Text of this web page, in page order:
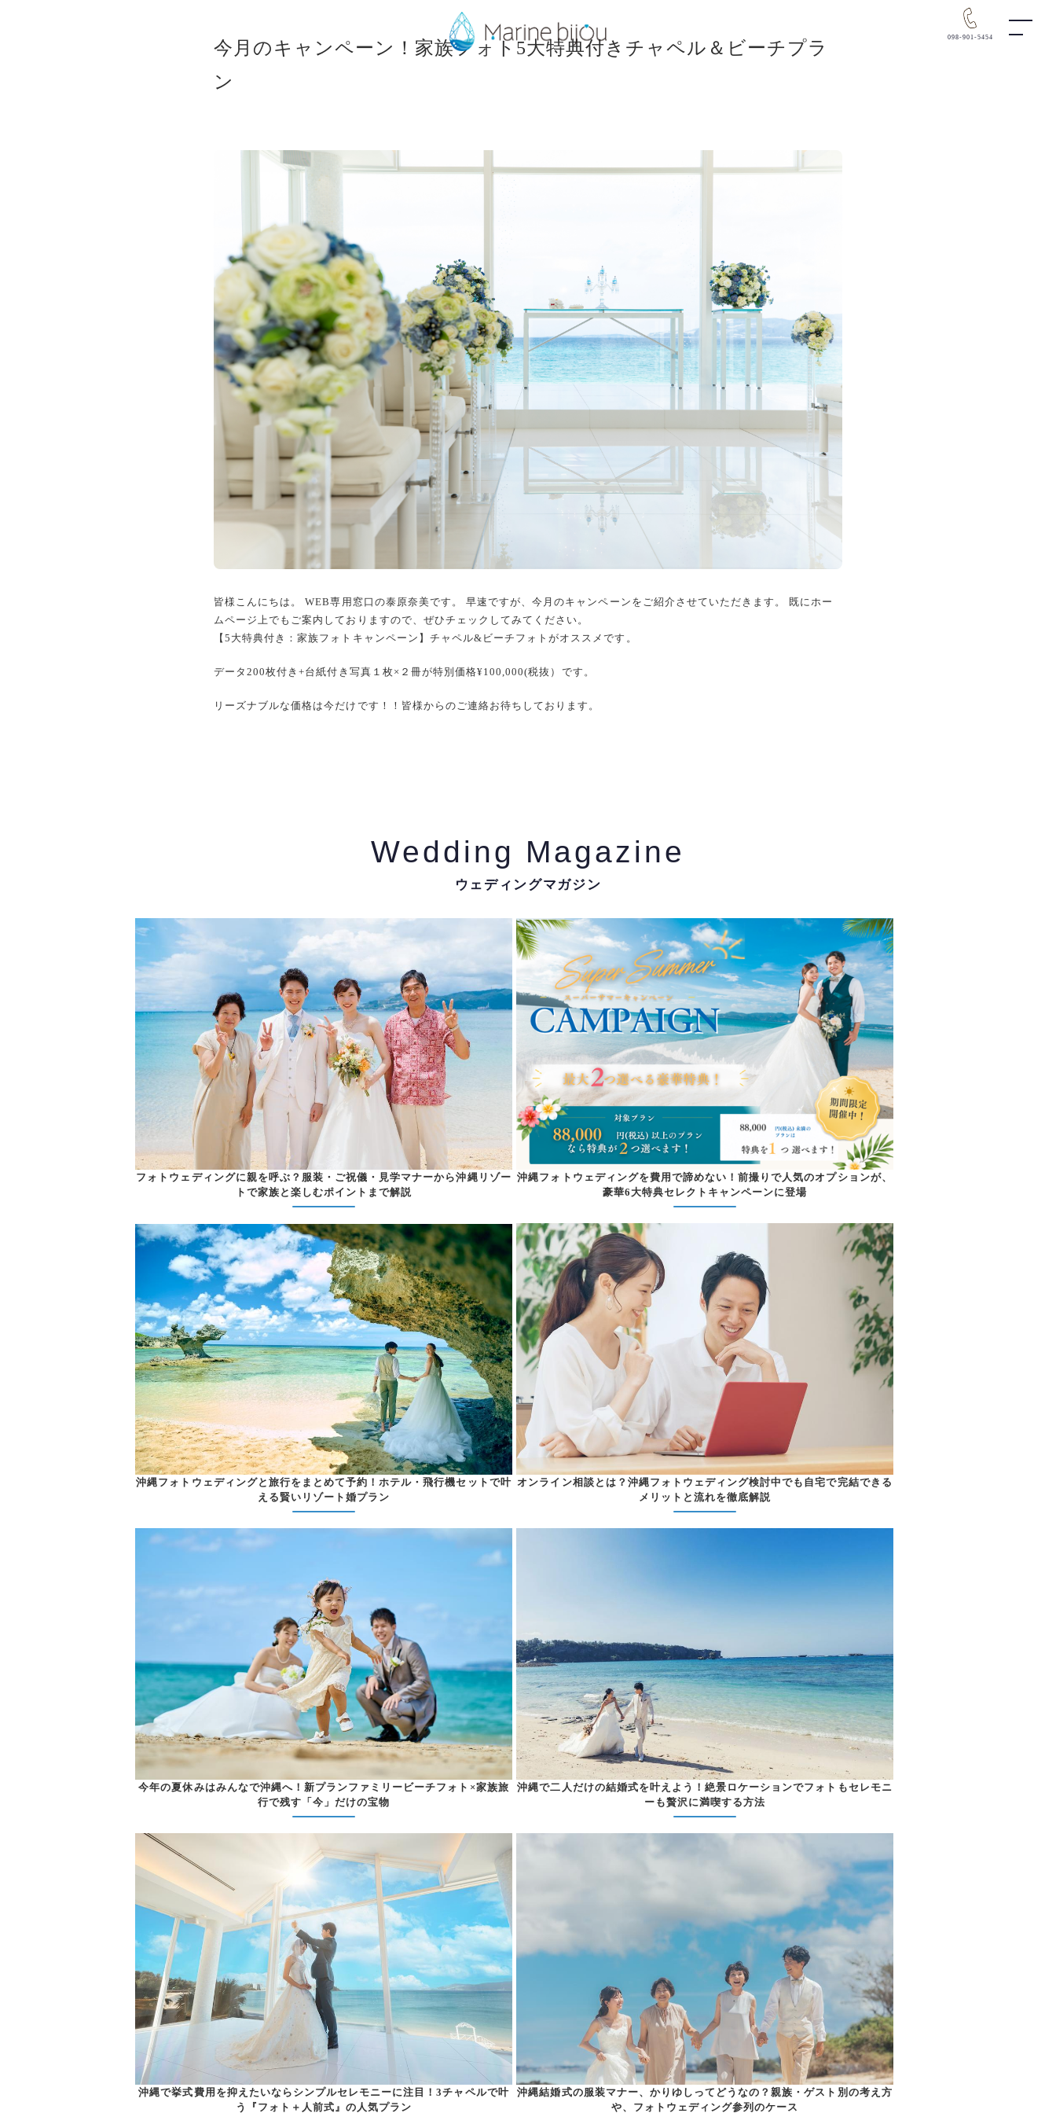
098-901-5454
今月のキャンペーン！家族フォト5大特典付きチャペル＆ビーチプラ
ン
皆様こんにちは。 WEB専用窓口の泰原奈美です。 早速ですが、今月のキャンペーンをご紹介させていただきます。 既にホー
ムページ上でもご案内しておりますので、ぜひチェックしてみてください。
【5大特典付き：家族フォトキャンペーン】チャペル&ビーチフォトがオススメです。
データ200枚付き+台紙付き写真１枚×２冊が特別価格¥100,000(税抜）です。
リーズナブルな価格は今だけです！！皆様からのご連絡お待ちしております。
Wedding Magazine
ウェディングマガジン
フォトウェディングに親を呼ぶ？服装・ご祝儀・見学マナーから沖縄リゾー
トで家族と楽しむポイントまで解説
沖縄フォトウェディングを費用で諦めない！前撮りで人気のオプションが、
豪華6大特典セレクトキャンペーンに登場
沖縄フォトウェディングと旅行をまとめて予約！ホテル・飛行機セットで叶
える賢いリゾート婚プラン
オンライン相談とは？沖縄フォトウェディング検討中でも自宅で完結できる
メリットと流れを徹底解説
今年の夏休みはみんなで沖縄へ！新プランファミリービーチフォト×家族旅
行で残す「今」だけの宝物
沖縄で二人だけの結婚式を叶えよう！絶景ロケーションでフォトもセレモニ
ーも贅沢に満喫する方法
沖縄で挙式費用を抑えたいならシンプルセレモニーに注目！3チャペルで叶
う『フォト＋人前式』の人気プラン
沖縄結婚式の服装マナー、かりゆしってどうなの？親族・ゲスト別の考え方
や、フォトウェディング参列のケース